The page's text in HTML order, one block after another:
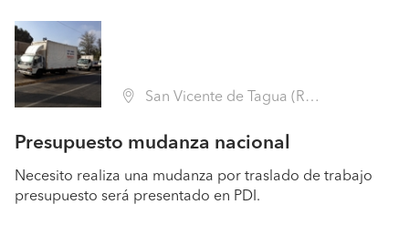
San Vicente de Tagua (Región VI Libertador B. O'Higgins - Cachapoal)
Presupuesto mudanza nacional
Necesito realiza una mudanza por traslado de trabajo
presupuesto será presentado en PDI.